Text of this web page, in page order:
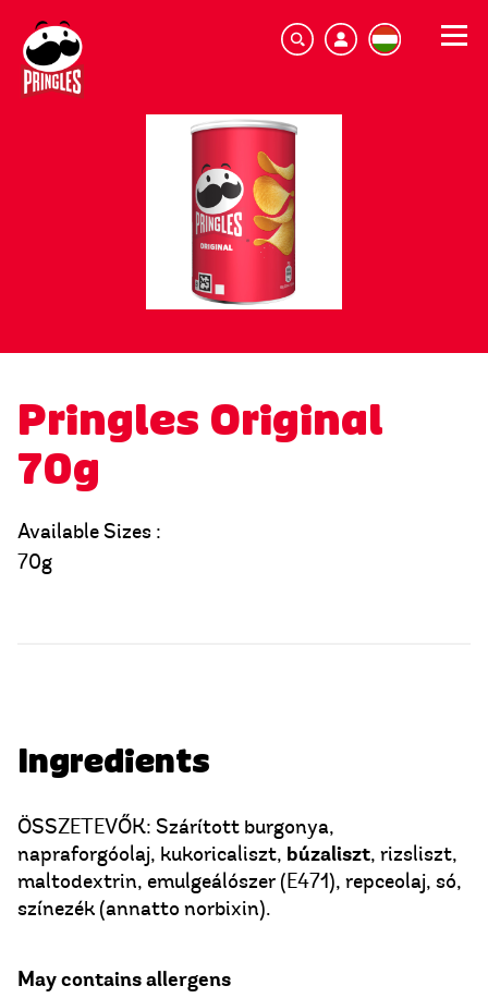
Pringles Original
70g
Available Sizes :
70g
Ingredients
ÖSSZETEVŐK: Szárított burgonya,
napraforgóolaj, kukoricaliszt, búzaliszt, rizsliszt,
maltodextrin, emulgeálószer (E471), repceolaj, só,
színezék (annatto norbixin).
May contains allergens